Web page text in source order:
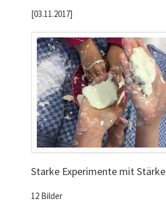
[03.11.2017]
Starke Experimente mit Stärke
12 Bilder